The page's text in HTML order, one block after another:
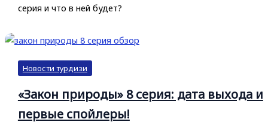
серия и что в ней будет?
Новости турдизи
«Закон природы» 8 серия: дата выхода и
первые спойлеры!